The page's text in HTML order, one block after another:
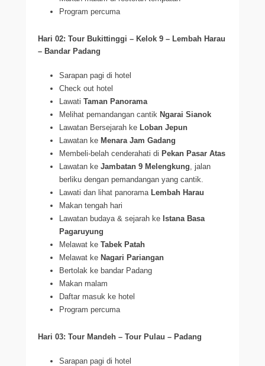
Program percuma
Hari 02: Tour Bukittinggi – Kelok 9 – Lembah Harau
– Bandar Padang
Sarapan pagi di hotel
Check out hotel
Lawati Taman Panorama
Melihat pemandangan cantik Ngarai Sianok
Lawatan Bersejarah ke Loban Jepun
Lawatan ke Menara Jam Gadang
Membeli-belah cenderahati di Pekan Pasar Atas
Lawatan ke Jambatan 9 Melengkung , jalan
berliku dengan pemandangan yang cantik.
Lawati dan lihat panorama Lembah Harau
Makan tengah hari
Lawatan budaya & sejarah ke Istana Basa
Pagaruyung
Melawat ke Tabek Patah
Melawat ke Nagari Pariangan
Bertolak ke bandar Padang
Makan malam
Daftar masuk ke hotel
Program percuma
Hari 03: Tour Mandeh – Tour Pulau – Padang
Sarapan pagi di hotel